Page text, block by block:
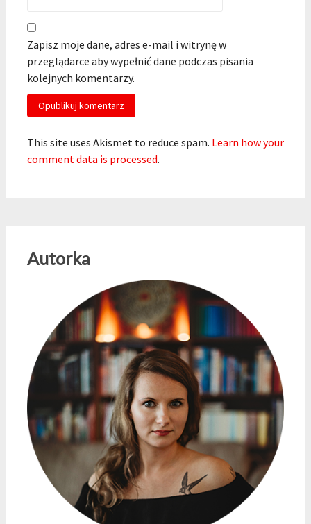
Zapisz moje dane, adres e-mail i witrynę w
przeglądarce aby wypełnić dane podczas pisania
kolejnych komentarzy.
This site uses Akismet to reduce spam. Learn how your
comment data is processed.
Autorka